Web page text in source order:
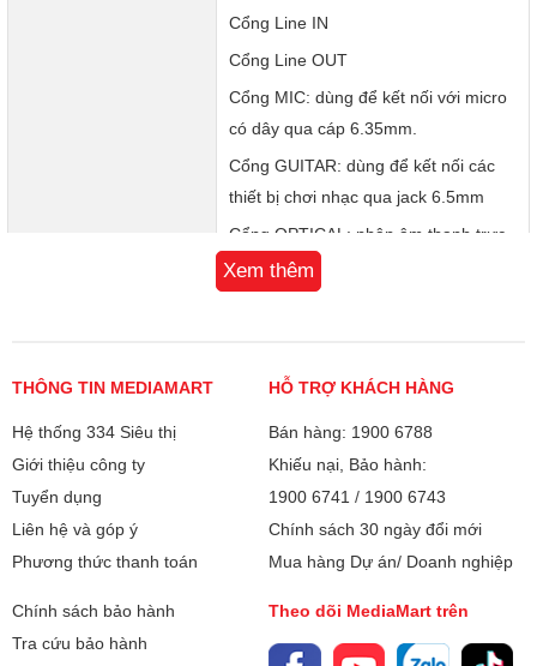
MIC WIRELESS STEREO
Mic Wireless Stereo (MWS) là tính năng nối cặp không dây
2 loa để nghe Stereo và hát Karaoke.
Công nghệ của Soncamedia sử dụng tính năng MIC
WIRELESS STEREO (MWS) cho phép kết nối 2 loa và mỗi
loa phát tín hiệu riêng biệt của kênh bên trái và kênh bên
phải. Đầu tiên, tín hiệu kênh bên trái và kênh bên phải
(LEFT – RIGHT) được truyền dẫn đến 1 loa, sau đó loa này
còn lại để tái tạo âm thanh Wireless Stereo.
Chỉ cần kết nối Bluetooth với 1 loa (được gọi là Master) và
Cổng Line IN
Cổng Line OUT
Cổng MIC: dùng để kết nối với micro
có dây qua cáp 6.35mm.
Cổng GUITAR: dùng để kết nối các
thiết bị chơi nhạc qua jack 6.5mm
Cổng OPTICAL: nhận âm thanh trực
tiếp từ Smart Tivi
Việt Nam
Xem thêm
THÔNG TIN MEDIAMART
Hệ thống 334 Siêu thị
Giới thiệu công ty
Tuyển dụng
Liên hệ và góp ý
Phương thức thanh toán
HỖ TRỢ KHÁCH HÀNG
Bán hàng: 1900 6788
Khiếu nại, Bảo hành:
1900 6741 / 1900 6743
Chính sách 30 ngày đổi mới
Mua hàng Dự án/ Doanh nghiệp
Chính sách bảo hành
Tra cứu bảo hành
Theo dõi MediaMart trên